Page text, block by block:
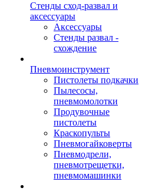
Стенды сход-развал и
аксессуары
Аксессуары
Стенды развал -
схождение
Пневмоинструмент
Пистолеты подкачки
Пылесосы,
пневмомолотки
Продувочные
пистолеты
Краскопульты
Пневмогайковерты
Пневмодрели,
пневмотрещетки,
пневмомашинки